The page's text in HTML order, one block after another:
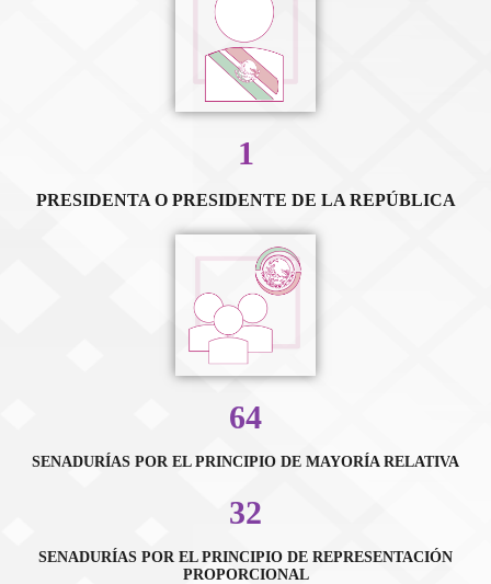
1
PRESIDENTA O PRESIDENTE DE LA REPÚBLICA
64
SENADURÍAS POR EL PRINCIPIO DE MAYORÍA RELATIVA
32
SENADURÍAS POR EL PRINCIPIO DE REPRESENTACIÓN
PROPORCIONAL